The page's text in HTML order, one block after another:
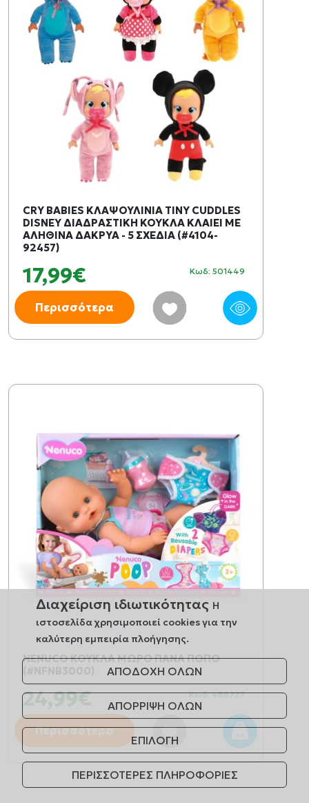
CRY BABIES ΚΛΑΨΟΥΛΙΝΙΑ TINY CUDDLES
DISNEY ΔΙΑΔΡΑΣΤΙΚΗ ΚΟΥΚΛΑ ΚΛΑΙΕΙ ΜΕ
ΑΛΗΘΙΝΑ ΔΑΚΡΥΑ - 5 ΣΧΕΔΙΑ (#4104-
92457)
17,99€ Κωδ: 501449
Περισσότερα
NENUCO ΚΟΥΚΛΑ ΜΩΡΟ ΠΑΝΑ ΠΟΠΟ
24,99€ Κωδ: 488727
Περισσότερα
Διαχείριση ιδιωτικότητας Η
ιστοσελίδα χρησιμοποιεί cookies για την
καλύτερη εμπειρία πλοήγησης.
ΑΠΟΔΟΧΗ ΟΛΩΝ
ΑΠΟΡΡΙΨΗ ΟΛΩΝ
ΕΠΙΛΟΓΗ
ΠΕΡΙΣΣΟΤΕΡΕΣ ΠΛΗΡΟΦΟΡΙΕΣ